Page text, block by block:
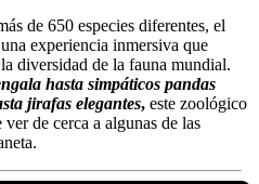
de 650 especies diferentes, el
experiencia inmersiva que
diversidad de la fauna mundial.
hasta simpáticos pandas
jirafas elegantes, este zoológico
de cerca a algunas de las